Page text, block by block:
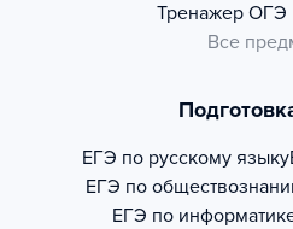
Тренажер ОГЭ
Все
ЕГЭ по русскому языку
ЕГЭ по
ЕГЭ по